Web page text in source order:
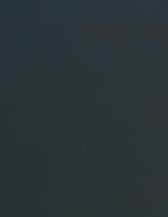
Grazie alla